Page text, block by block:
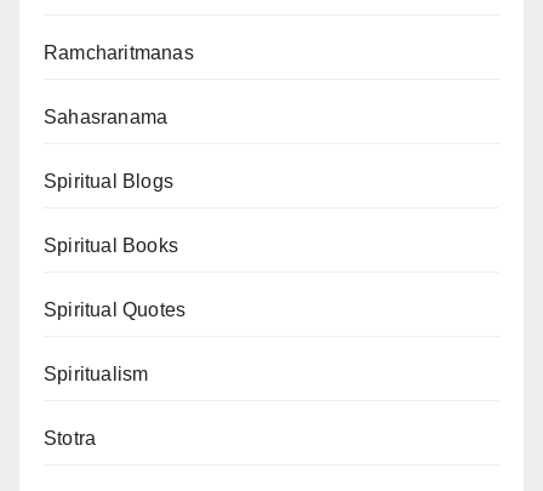
Ramcharitmanas
Sahasranama
Spiritual Blogs
Spiritual Books
Spiritual Quotes
Spiritualism
Stotra